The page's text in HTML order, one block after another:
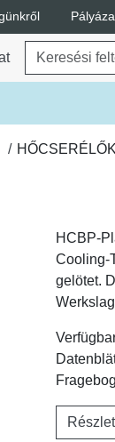
A Cégünkről
Keresés
HŐCSERÉLŐK
HCBP-
Cooling-
gelötet.